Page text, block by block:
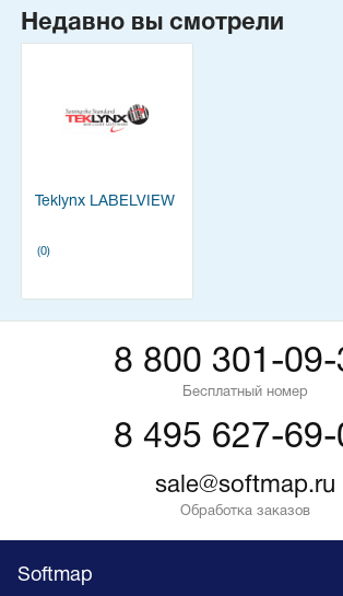
Недавно вы смотрели
Teklynx LABELVIEW
(0)
8 800 301-09-
Бесплатный номер
8 495 627-69-
sale@softmap.ru
Обработка заказов
Softmap